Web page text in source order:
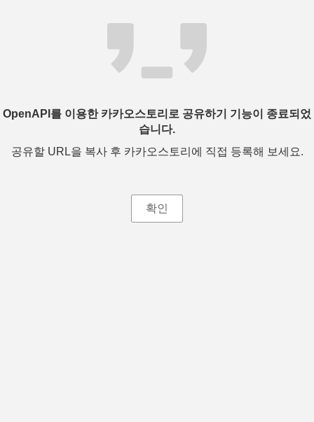
OpenAPI를 이용한 카카오스토리로 공유하기 기능이 종료되었
습니다.
공유할 URL을 복사 후 카카오스토리에 직접 등록해 보세요.
확인